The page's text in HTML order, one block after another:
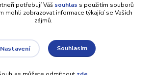
potřebují Váš souhlas s použitím souborů
mohli zobrazovat informace týkající se Vašich
zájmů.
Nastavení Souhlasím